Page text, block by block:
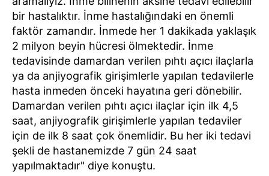
bir hastalıktır. İnme hastalığındaki en önemli
faktör zamandır. İnmede her 1 dakikada yaklaşık
2 milyon beyin hücresi ölmektedir. İnme
tedavisinde damardan verilen pıhtı açıcı ilaçlarla
ya da anjiyografik girişimlerle yapılan tedavilerle
hasta inmeden önceki hayatına geri dönebilir.
Damardan verilen pıhtı açıcı ilaçlar için ilk 4,5
saat, anjiyografik girişimlerle yapılan tedaviler
için de ilk 8 saat çok önemlidir. Bu her iki tedavi
şekli de hastanemizde 7 gün 24 saat
yapılmaktadır" diye konuştu.